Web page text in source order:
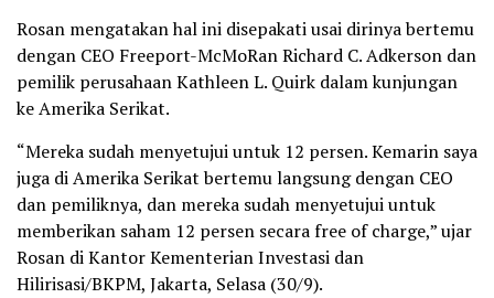
Rosan mengatakan hal ini disepakati usai dirinya bertemu
dengan CEO Freeport-McMoRan Richard C. Adkerson dan
pemilik perusahaan Kathleen L. Quirk dalam kunjungan
ke Amerika Serikat.
“Mereka sudah menyetujui untuk 12 persen. Kemarin saya
juga di Amerika Serikat bertemu langsung dengan CEO
dan pemiliknya, dan mereka sudah menyetujui untuk
memberikan saham 12 persen secara free of charge,” ujar
Rosan di Kantor Kementerian Investasi dan
Hilirisasi/BKPM, Jakarta, Selasa (30/9).